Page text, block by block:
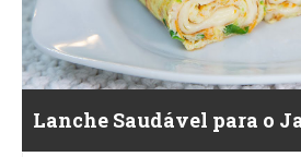
Lanche Saudável para o